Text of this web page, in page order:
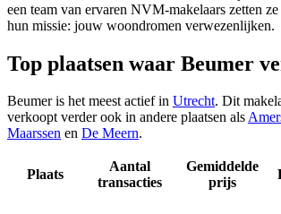
een team van ervaren NVM-makelaars zetten
hun missie: jouw woondromen verwezenlijken.
Top plaatsen waar Beumer
Beumer is het meest actief in Utrecht. Dit
verkoopt verder ook in andere plaatsen als
Maarssen en De Meern.
Plaats
Aantal
transacties
Gemiddelde
prijs